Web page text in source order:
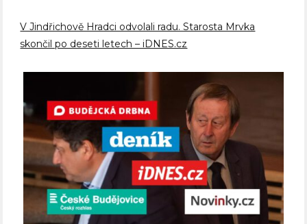
V Jindřichově Hradci odvolali radu. Starosta Mrvka
skončil po deseti letech – iDNES.cz